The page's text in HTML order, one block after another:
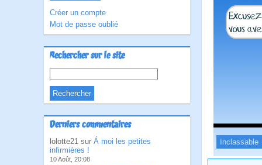
Créer un compte
Mot de passe oublié
Rechercher sur le site
Derniers commentaires
lolotte21 sur Á moi les petites
infirmières !
10 Août, 20:08
Inclassable